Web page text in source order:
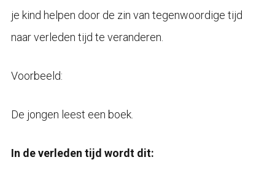
je kind helpen door de zin van tegenwoordige tijd
naar verleden tijd te veranderen.
Voorbeeld:
De jongen leest een boek.
In de verleden tijd wordt dit: